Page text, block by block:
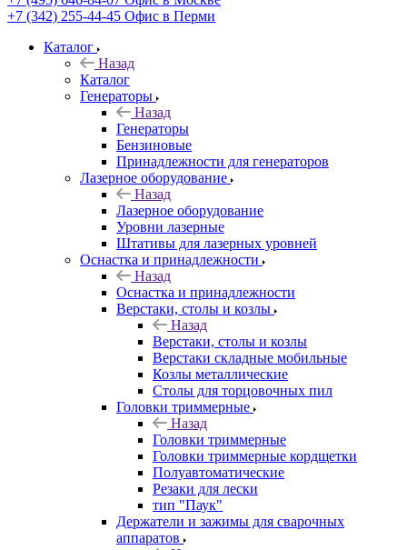
+7 (342) 255-44-45 Офис в Перми
Каталог
Назад
Каталог
Генераторы
Назад
Генераторы
Бензиновые
Принадлежности для генераторов
Лазерное оборудование
Назад
Лазерное оборудование
Уровни лазерные
Штативы для лазерных уровней
Оснастка и принадлежности
Назад
Оснастка и принадлежности
Верстаки, столы и козлы
Назад
Верстаки, столы и козлы
Верстаки складные мобильные
Козлы металлические
Столы для торцовочных пил
Головки триммерные
Назад
Головки триммерные
Головки триммерные кордщетки
Полуавтоматические
Резаки для лески
тип "Паук"
Держатели и зажимы для сварочных
аппаратов